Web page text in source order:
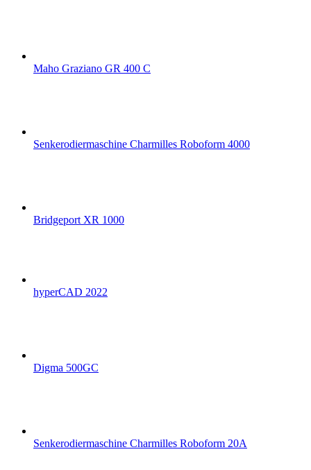
Maho Graziano GR 400 C
Senkerodiermaschine Charmilles Roboform 4000
Bridgeport XR 1000
hyperCAD 2022
Digma 500GC
Senkerodiermaschine Charmilles Roboform 20A